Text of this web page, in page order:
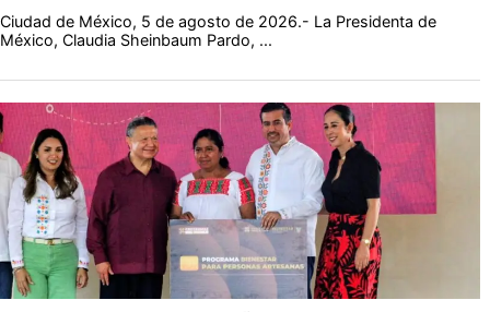
Ciudad de México, 5 de agosto de 2026.- La Presidenta de
México, Claudia Sheinbaum Pardo, ...